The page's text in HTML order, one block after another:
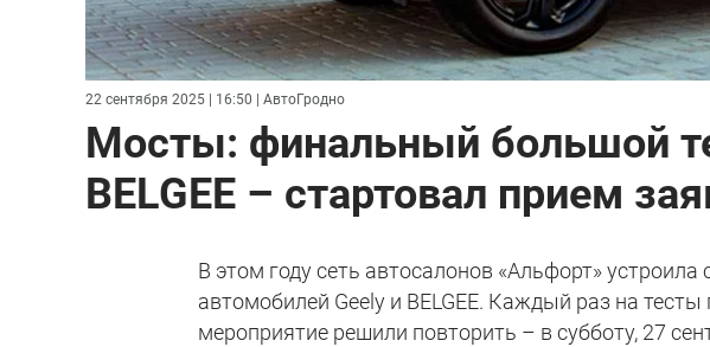
22 сентября 2025 | 16:50 | АвтоГродно
Мосты: финальный большой
BELGEE – стартовал прием
В этом году сеть автосалонов «Альфорт»
автомобилей Geely и BELGEE. Каждый раз на
мероприятие решили повторить – в субботу, 27